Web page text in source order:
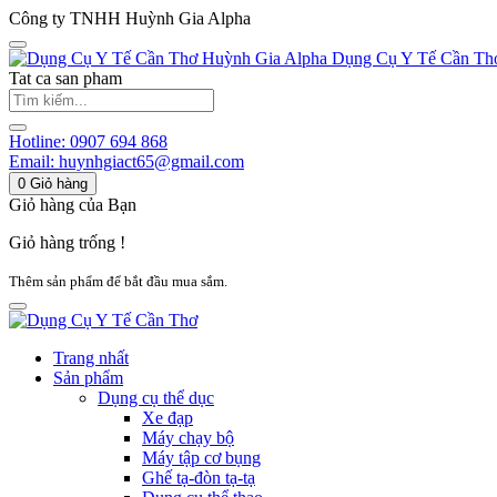
Công ty TNHH Huỳnh Gia Alpha
Huỳnh Gia Alpha Dụng Cụ Y Tế Cần
Tat ca san pham
Hotline: 0907 694 868
Email: huynhgiact65@gmail.com
0 Giỏ hàng
Giỏ hàng của Bạn
Giỏ hàng trống !
Thêm sản phẩm để bắt đầu mua sắm.
Trang nhất
Sản phẩm
Dụng cụ thể dục
Xe đạp
Máy chạy bộ
Máy tập cơ bụng
Ghế tạ-đòn tạ-tạ